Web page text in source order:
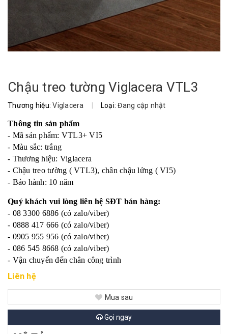
Chậu treo tường Viglacera VTL3
Thương hiệu:Viglacera | Loại:Đang cập nhật
Thông tin sản phẩm
- Mã sản phẩm: VTL3+ VI5
- Màu sắc: trắng
- Thương hiệu: Viglacera
- Chậu treo tường ( VTL3), chân chậu lửng ( VI5)
- Bảo hành: 10 năm
Quý khách vui lòng liên hệ SĐT bán hàng:
- 08 3300 6886 (có zalo/viber)
- 0888 417 666 (có zalo/viber)
- 0905 955 956 (có zalo/viber)
- 086 545 8668 (có zalo/viber)
- Vận chuyển đến chân công trình
Liên hệ
Mua sau
Gọi ngay